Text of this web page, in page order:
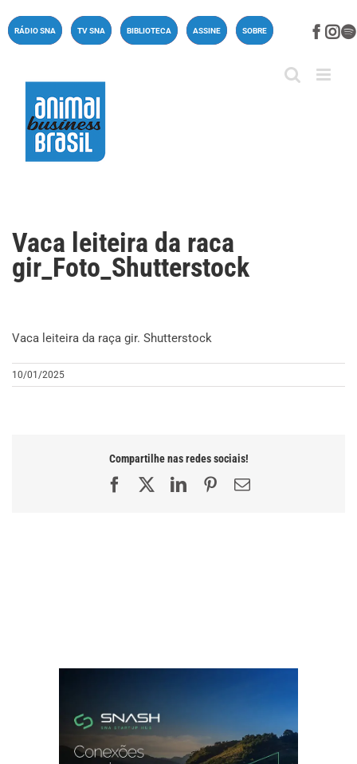
paraRÁDIO SNA TV SNA BIBLIOTECA ASSINE SOBRE
Vaca leiteira da raca
gir_Foto_Shutterstock
Vaca leiteira da raça gir. Shutterstock
10/01/2025
Compartilhe nas redes sociais!
FacebookLinkedInPinterest
E-